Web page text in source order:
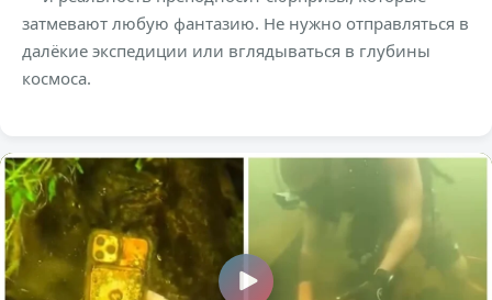
затмевают любую фантазию. Не нужно отправляться в
далёкие экспедиции или вглядываться в глубины
космоса.